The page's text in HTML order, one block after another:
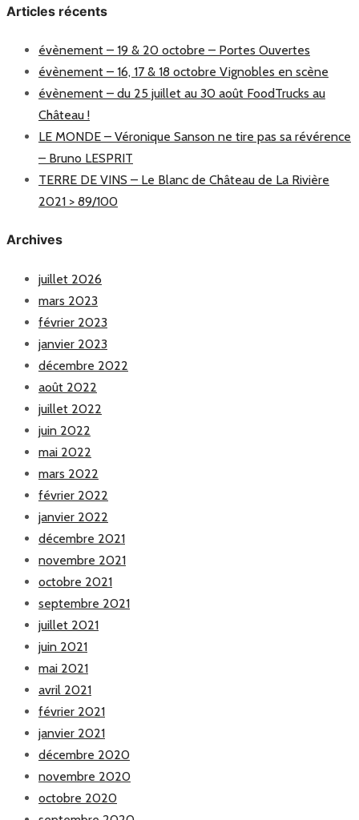
Articles récents
évènement – 19 & 20 octobre – Portes Ouvertes
évènement – 16, 17 & 18 octobre Vignobles en scène
évènement – du 25 juillet au 30 août FoodTrucks au
Château !
LE MONDE – Véronique Sanson ne tire pas sa révérence
– Bruno LESPRIT
TERRE DE VINS – Le Blanc de Château de La Rivière
2021 > 89/100
Archives
juillet 2026
mars 2023
février 2023
janvier 2023
décembre 2022
août 2022
juillet 2022
juin 2022
mai 2022
mars 2022
février 2022
janvier 2022
décembre 2021
novembre 2021
octobre 2021
septembre 2021
juillet 2021
juin 2021
mai 2021
avril 2021
février 2021
janvier 2021
décembre 2020
novembre 2020
octobre 2020